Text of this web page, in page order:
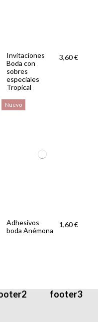
Invitaciones
Boda con
sobres
especiales
Tropical
3,60 €
Nuevo
Adhesivos
boda Anémona
1,60 €
footer3